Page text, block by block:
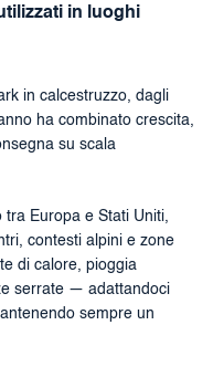
in luoghi
in calcestruzzo, dagli
ha combinato crescita,
su scala
tra Europa e Stati Uniti,
contesti alpini e zone
di calore, pioggia
serrate — adattandoci
sempre un